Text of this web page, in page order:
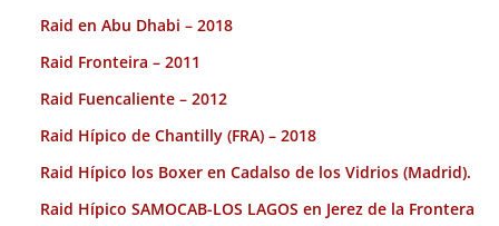
Raid en Abu Dhabi – 2018
Raid Fronteira – 2011
Raid Fuencaliente – 2012
Raid Hípico de Chantilly (FRA) – 2018
Raid Hípico los Boxer en Cadalso de los Vidrios (Madrid).
Raid Hípico SAMOCAB-LOS LAGOS en Jerez de la Frontera